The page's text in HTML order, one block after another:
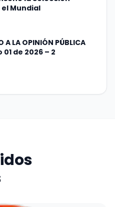
Mundial
A LA OPINIÓN PÚBLICA
de 2026 – 2